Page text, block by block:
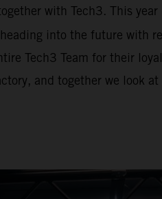
with Tech3. This
into the future with
Tech3 Team for their
and together we look